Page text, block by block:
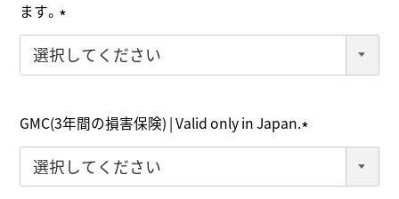
ます。
(
必
GMC(3年間の損害保険) | Valid only in Japan.
(